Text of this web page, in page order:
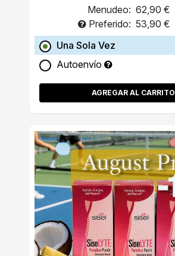
Menudeo: 62,90 €
Preferido: 53,90 €
Una Sola Vez
Autoenvío
AGREGAR AL CARRITO